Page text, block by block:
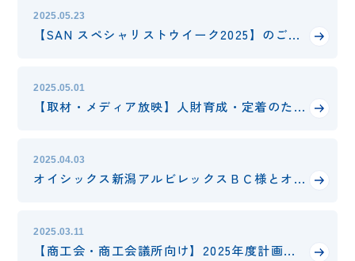
2025.05.23
【SAN スペシャリストウイーク2025】のご案内
2025.05.01
【取材・メディア放映】人財育成・定着のための取り組み「メンターランチ制度」の様子
2025.04.03
オイシックス新潟アルビレックスＢＣ様とオフィシャルセールスパートナー契約を締結
2025.03.11
【商工会・商工会議所向け】2025年度計画に向けた参考情報